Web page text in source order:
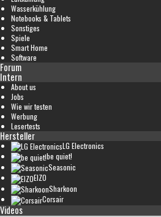
Wasserkühlung
Notebooks & Tablets
Sonstiges
Spiele
Smart Home
Software
Forum
Intern
About us
Jobs
Wie wir testen
Werbung
Lesertests
Hersteller
LG Electronics
be quiet!
Seasonic
EIZO
Sharkoon
Corsair
Videos